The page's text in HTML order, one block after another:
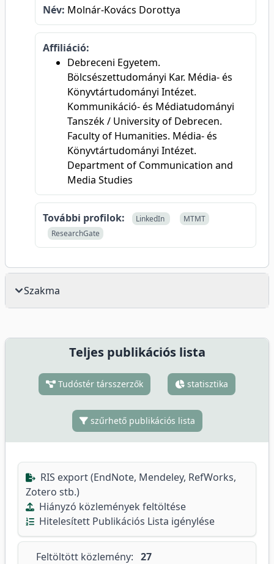
Név: Molnár-Kovács Dorottya
Affiliáció:
Debreceni Egyetem.
Bölcsészettudományi Kar. Média- és
Könyvtártudományi Intézet.
Kommunikáció- és Médiatudományi
Tanszék / University of Debrecen.
Faculty of Humanities. Média- és
Könyvtártudományi Intézet.
Department of Communication and
Media Studies
További profilok: LinkedIn
MTMT
ResearchGate
Szakma
Teljes publikációs lista
Tudóstér társszerzők statisztika
szűrhető publikációs lista
RIS export (EndNote, Mendeley, RefWorks,
Zotero stb.)
Hiányzó közlemények feltöltése
Hitelesített Publikációs Lista igénylése
Feltöltött közlemény: 27